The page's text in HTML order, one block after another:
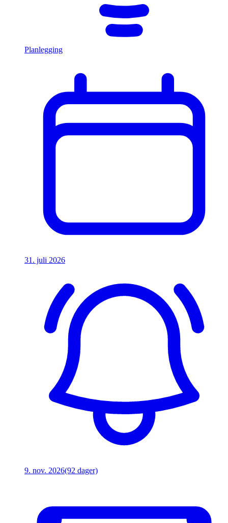
Planlegging
31. juli 2026
9. nov. 2026(92 dager)